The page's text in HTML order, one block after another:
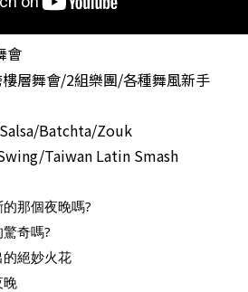
會
層舞會/2組樂團/各種舞風新手
Batchta/Zouk
Taiwan Latin Smash
那個夜晚嗎?
奇嗎?
絕妙火花
晚